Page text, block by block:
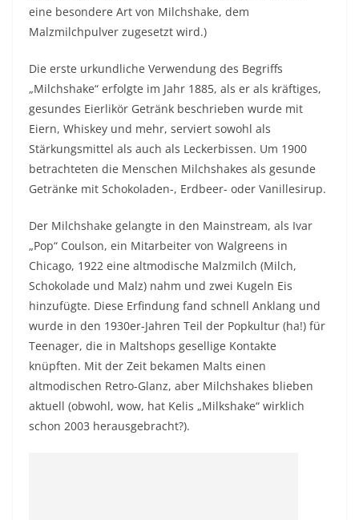
eine besondere Art von Milchshake, dem
Malzmilchpulver zugesetzt wird.)
Die erste urkundliche Verwendung des Begriffs
„Milchshake“ erfolgte im Jahr 1885, als er als kräftiges,
gesundes Eierlikör Getränk beschrieben wurde mit
Eiern, Whiskey und mehr, serviert sowohl als
Stärkungsmittel als auch als Leckerbissen. Um 1900
betrachteten die Menschen Milchshakes als gesunde
Getränke mit Schokoladen-, Erdbeer- oder Vanillesirup.
Der Milchshake gelangte in den Mainstream, als Ivar
„Pop“ Coulson, ein Mitarbeiter von Walgreens in
Chicago, 1922 eine altmodische Malzmilch (Milch,
Schokolade und Malz) nahm und zwei Kugeln Eis
hinzufügte. Diese Erfindung fand schnell Anklang und
wurde in den 1930er-Jahren Teil der Popkultur (ha!) für
Teenager, die in Maltshops gesellige Kontakte
knüpften. Mit der Zeit bekamen Malts einen
altmodischen Retro-Glanz, aber Milchshakes blieben
aktuell (obwohl, wow, hat Kelis „Milkshake“ wirklich
schon 2003 herausgebracht?).